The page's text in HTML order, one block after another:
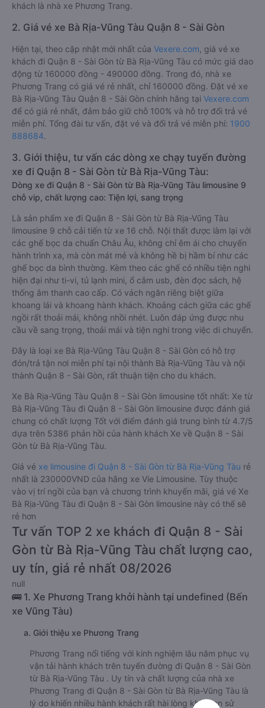
khách là nhà xe Phương Trang.
2. Giá vé xe Bà Rịa-Vũng Tàu Quận 8 - Sài Gòn
Hiện tại, theo cập nhật mới nhất của Vexere.com , giá vé xe
khách đi Quận 8 - Sài Gòn từ Bà Rịa-Vũng Tàu có mức giá dao
động từ 160000 đồng - 490000 đồng. Trong đó, nhà xe
Phương Trang có giá vé rẻ nhất, chỉ 160000 đồng. Đặt vé xe
Bà Rịa-Vũng Tàu Quận 8 - Sài Gòn chính hãng tại Vexere.com
để có giá rẻ nhất, đảm bảo giữ chỗ 100% và hỗ trợ đổi trả vé
miễn phí. Tổng đài tư vấn, đặt vé và đổi trả vé miễn phí: 1900
888684.
3. Giới thiệu, tư vấn các dòng xe chạy tuyến đường
xe đi Quận 8 - Sài Gòn từ Bà Rịa-Vũng Tàu:
Dòng xe đi Quận 8 - Sài Gòn từ Bà Rịa-Vũng Tàu limousine 9
chỗ vip, chất lượng cao: Tiện lợi, sang trọng
Là sản phẩm xe đi Quận 8 - Sài Gòn từ Bà Rịa-Vũng Tàu
limousine 9 chỗ cải tiến từ xe 16 chỗ. Nội thất được làm lại với
các ghế bọc da chuẩn Châu Âu, không chỉ êm ái cho chuyến
hành trình xa, mà còn mát mẻ và không hề bị hầm bí như các
ghế bọc da bình thường. Kèm theo các ghế có nhiều tiện nghi
hiện đại như ti-vi, tủ lạnh mini, ổ cắm usb, đèn đọc sách, hệ
thống âm thanh cao cấp. Có vách ngăn riêng biệt giữa
khoang lái và khoang hành khách. Khoảng cách giữa các ghế
ngồi rất thoải mái, không nhồi nhét. Luôn đáp ứng được nhu
cầu về sang trọng, thoải mái và tiện nghi trong việc di chuyển.
Đây là loại xe Bà Rịa-Vũng Tàu Quận 8 - Sài Gòn có hỗ trợ
đón/trả tận nơi miễn phí tại nội thành Bà Rịa-Vũng Tàu và nội
thành Quận 8 - Sài Gòn, rất thuận tiện cho du khách.
Xe Bà Rịa-Vũng Tàu Quận 8 - Sài Gòn limousine tốt nhất: Xe từ
Bà Rịa-Vũng Tàu đi Quận 8 - Sài Gòn limousine được đánh giá
chung có chất lượng Tốt với điểm đánh giá trung bình từ 4.7/5
dựa trên 5386 phản hồi của hành khách Xe về Quận 8 - Sài
Gòn từ Bà Rịa-Vũng Tàu.
Giá vé xe limousine đi Quận 8 - Sài Gòn từ Bà Rịa-Vũng Tàu rẻ
nhất là 230000VND của hãng xe Vie Limousine. Tùy thuộc
vào vị trí ngồi của bạn và chương trình khuyến mãi, giá vé Xe
Bà Rịa-Vũng Tàu đi Quận 8 - Sài Gòn limousine này có thể sẽ
rẻ hơn
Tư vấn TOP 2 xe khách đi Quận 8 - Sài
Gòn từ Bà Rịa-Vũng Tàu chất lượng cao,
uy tín, giá rẻ nhất 08/2026
null
🚌 1. Xe Phương Trang khởi hành tại undefined (Bến
xe Vũng Tàu)
a. Giới thiệu xe Phương Trang
Phương Trang nổi tiếng với kinh nghiệm lâu năm phục vụ
vận tải hành khách trên tuyến đường đi Quận 8 - Sài Gòn
từ Bà Rịa-Vũng Tàu . Uy tín và chất lượng của nhà xe
Phương Trang đi Quận 8 - Sài Gòn từ Bà Rịa-Vũng Tàu là
lý do khiến nhiều hành khách rất hài lòng khi chọn sử